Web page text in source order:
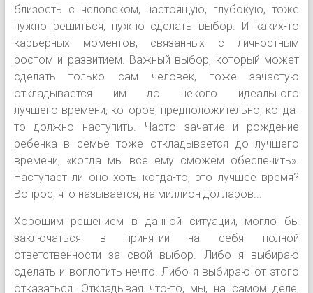
близость с человеком, настоящую, глубокую, тоже
нужно решиться, нужно сделать выбор. И каких-то
карьерных моментов, связанных с личностным
ростом и развитием. Важный выбор, который может
сделать только сам человек, тоже зачастую
откладывается им до некого идеального
лучшего времени, которое, предположительно, когда-
то должно наступить. Часто зачатие и рождение
ребенка в семье тоже откладывается до лучшего
времени, «когда мы все ему сможем обеспечить».
Наступает ли оно хоть когда-то, это лучшее время?
Вопрос, что называется, на миллион долларов...
Хорошим решением в данной ситуации, могло бы
заключаться в принятии на себя полной
ответственности за свой выбор. Либо я выбираю
сделать и воплотить нечто. Либо я выбираю от этого
отказаться. Откладывая что-то, мы, на самом деле,